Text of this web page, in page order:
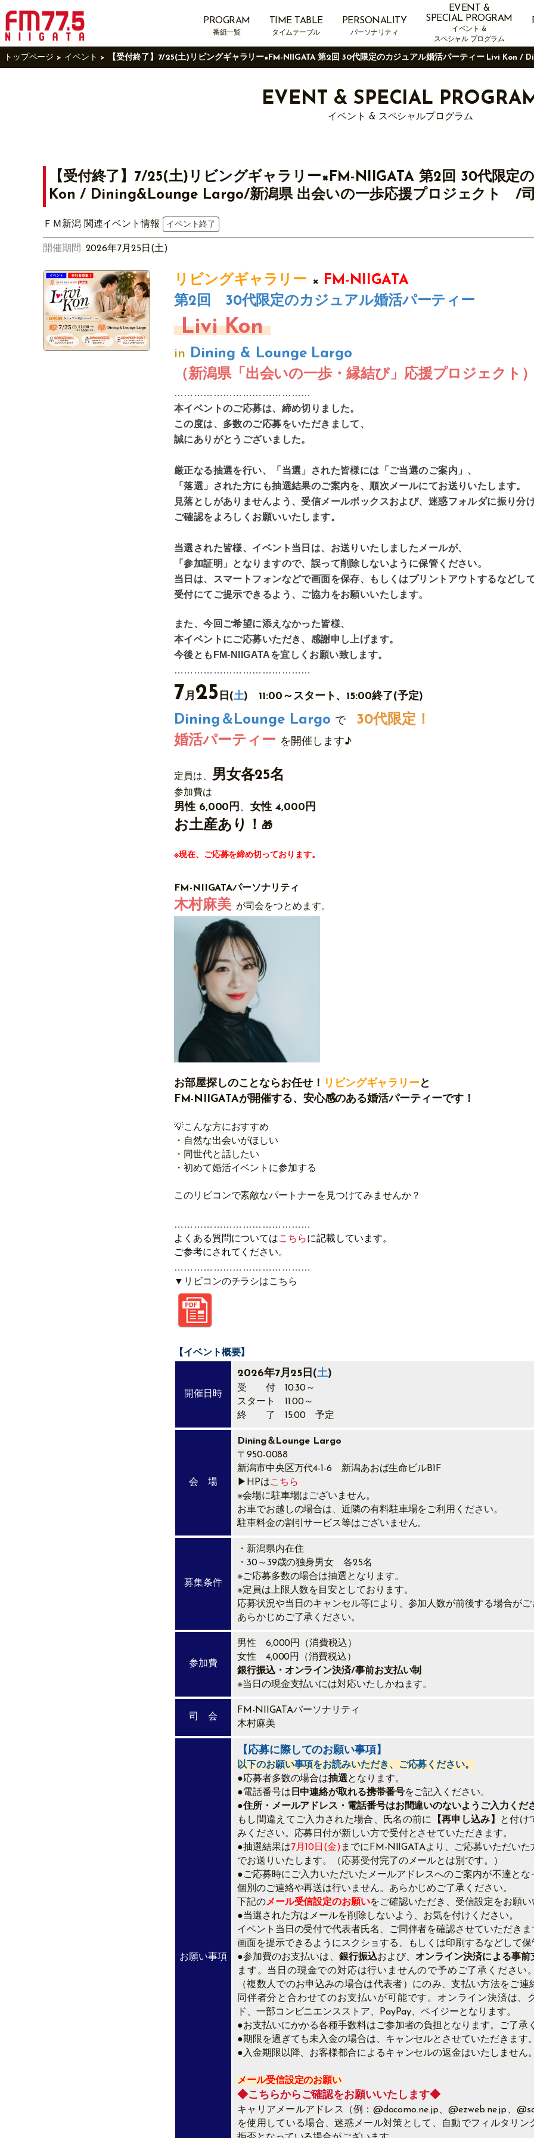
PROGRAM
番組一覧
TIME TABLE
タイムテーブル
PERSONALITY
パーソナリティ
EVENT &
SPECIAL PROGRAM
イベント &
スペシャル プログラム
トップページ イベント 【受付終了】7/25(土)リビングギャラリー×FM-NIIGATA 第2回 30代限定のカジュアル婚活パーティー Livi
EVENT & SPECIAL
イベント & スペシャルプログラム
【受付終了】7/25(土)リビングギャラリー×FM-NIIGATA 第2回 30代限定
Kon / Dining&Lounge Largo/新潟県 出会いの一歩応援プロジェクト /
ＦＭ新潟 関連イベント情報 イベント終了
開催期間: 2026年7月25日(土)
リビングギャラリー × FM-NIIGATA
第2回 30代限定のカジュアル婚活パーティー
Livi Kon
in Dining & Lounge Largo
（新潟県「出会いの一歩・縁結び」応援プロジェクト
……………………………………
本イベントのご応募は、締め切りました。
この度は、多数のご応募をいただきまして、
誠にありがとうございました。
厳正なる抽選を行い、「当選」された皆様には「ご当選のご案内」、
「落選」された方にも抽選結果のご案内を、順次メールにてお送りいたします。
見落としがありませんよう、受信メールボックスおよび、迷惑フォルダに振り分
ご確認をよろしくお願いいたします。
当選された皆様、イベント当日は、お送りいたしましたメールが、
「参加証明」となりますので、誤って削除しないように保管ください。
当日は、スマートフォンなどで画面を保存、もしくはプリントアウトするなどし
受付にてご提示できるよう、ご協力をお願いいたします。
また、今回ご希望に添えなかった皆様、
本イベントにご応募いただき、感謝申し上げます。
今後ともFM-NIIGATAを宜しくお願い致します。
……………………………………
7月 25 日 (土) 11:00～スタート、15:00終了(予定)
Dining＆Lounge Largo で 30代限定！
婚活パーティー を開催します♪
定員は、 男女各25名
参加費は
男性 6,000円、女性 4,000円
お土産あり！ 🎁
※現在、ご応募を締め切っております。
FM-NIIGATAパーソナリティ
木村麻美 が司会をつとめます。
お部屋探しのことならお任せ！ リビングギャラリーと
FM-NIIGATAが開催する、安心感のある婚活パーティーです！
💡こんな方におすすめ
・自然な出会いがほしい
・同世代と話したい
・初めて婚活イベントに参加する
このリビコンで素敵なパートナーを見つけてみませんか？
……………………………………
よくある質問についてはこちらに記載しています。
ご参考にされてください。
……………………………………
▼リビコンのチラシはこちら
【イベント概要】
開催日時
2026年7月25日 (土)
受 付 10:30～
スタート 11:00～
終 了 15:00 予定
会 場
Dining＆Lounge Largo
〒950-0088
新潟市中央区万代4-1-6 新潟あおば生命ビルB1F
▶HPはこちら
※会場に駐車場はございません。
お車でお越しの場合は、近隣の有料駐車場をご利用ください。
駐車料金の割引サービス等はございません。
募集条件
・新潟県内在住
・30～39歳の独身男女 各25名
※ご応募多数の場合は抽選となります。
※定員は上限人数を目安としております。
応募状況や当日のキャンセル等により、参加人数が前後する場合がご
あらかじめご了承ください。
参加費
男性 6,000円（消費税込）
女性 4,000円（消費税込）
銀行振込・オンライン決済/事前お支払い制
※当日の現金支払いには対応いたしかねます。
司 会
FM-NIIGATAパーソナリティ
木村麻美
お願い事項
【応募に際してのお願い事項】
以下のお願い事項をお読みいただき、ご応募ください。
●応募者多数の場合は抽選となります。
●電話番号は 日中連絡が取れる携帯番号をご記入ください。
●住所・メールアドレス・電話番号はお間違いのないようご入力くだ
もし間違えてご入力された場合、氏名の前に
【再申し込み】
と付け
みください。応募日付が新しい方で受付とさせていただきます。
●抽選結果は7月10日(金) までにFM-NIIGATAより、ご応募いただいた
でお送りいたします。（応募受付完了のメールとは別です。）
●ご応募時にご入力いただいたメールアドレスへのご案内が不達とな
個別のご連絡や再送は行いません。あらかじめご了承ください。
下記のメール受信設定のお願いをご確認いただき、受信設定をお願い
●当選された方はメールを削除しないよう、お気を付けください。
イベント当日の受付で代表者氏名、ご同伴者を確認させていただきま
画面を提示できるようにスクショする、もしくは印刷するなどして保
●参加費のお支払いは、 銀行振込および、 オンライン決済による事前
ます。当日の現金での対応は行いませんので予めご了承ください
（複数人でのお申込みの場合は代表者）にのみ、支払い方法をご連
同伴者分と合わせてのお支払いが可能です。オンライン決済は、
ド、一部コンビニエンスストア、PayPay、ペイジーとなります。
●お支払いにかかる各種手数料はご参加者の負担となります。ご了承
●期限を過ぎても未入金の場合は、キャンセルとさせていただきます。
●入金期限以降、お客様都合によるキャンセルの返金はいたしません。
メール受信設定のお願い
◆こちらからご確認をお願いいたします◆
キャリアメールアドレス（例：@docomo.ne.jp、@ezweb.ne.jp、
を使用している場合、迷惑メール対策として、自動でフィルタリン